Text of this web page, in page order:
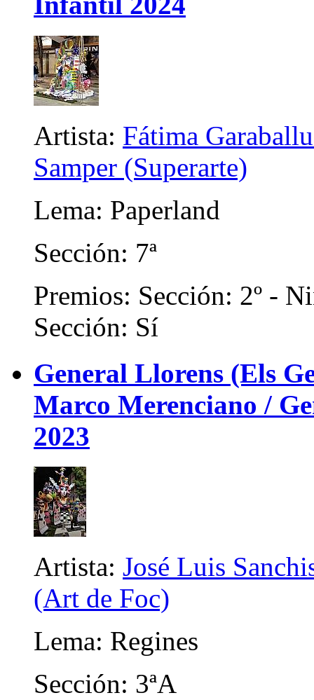
Artista: Fátima
Samper (Superarte)
Lema: Paperland
Sección: 7ª
Premios: Sección: 2º -
Sección: Sí
General Llorens (Els
Marco Merenciano /
2023
Artista: José Luis
(Art de Foc)
Lema: Regines
Sección: 3ªA